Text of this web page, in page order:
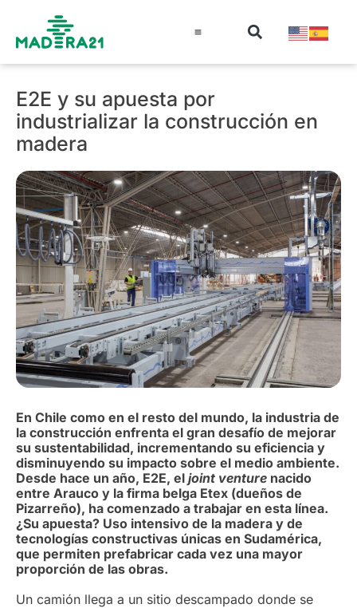
E2E y su apuesta por
industrializar la construcción en
madera
En Chile como en el resto del mundo, la industria de
la construcción enfrenta el gran desafío de mejorar
su sustentabilidad, incrementando su eficiencia y
disminuyendo su impacto sobre el medio ambiente.
Desde hace un año, E2E, el joint venture nacido
entre Arauco y la firma belga Etex (dueños de
Pizarreño), ha comenzado a trabajar en esta línea.
¿Su apuesta? Uso intensivo de la madera y de
tecnologías constructivas únicas en Sudamérica,
que permiten prefabricar cada vez una mayor
proporción de las obras.
Un camión llega a un sitio descampado donde se